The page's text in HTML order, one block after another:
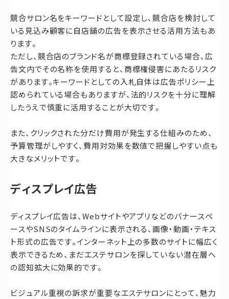
競合サロン名をキーワードとして設定し、競合店を検討して
いる見込み顧客に自店舗の広告を表示させる活用方法もあ
ります。
ただし、競合店のブランド名が商標登録されている場合、広
告文内でその名称を使用すると、商標権侵害にあたるリスク
があります。キーワードとしての入札自体は広告ポリシー上
認められている場合もありますが、法的リスクを十分に理解
したうえで慎重に活用することが大切です。
また、クリックされた分だけ費用が発生する仕組みのため、
予算管理がしやすく、費用対効果を数値で把握しやすい点も
大きなメリットです。
ディスプレイ広告
ディスプレイ広告は、Webサイトやアプリなどのバナースペ
ースやSNSのタイムラインに表示される、画像・動画・テキス
ト形式の広告です。インターネット上の多数のサイトに幅広く
表示できるため、まだエステサロンを探していない潜在層へ
の認知拡大に効果的です。
ビジュアル重視の訴求が重要なエステサロンにとって、魅力